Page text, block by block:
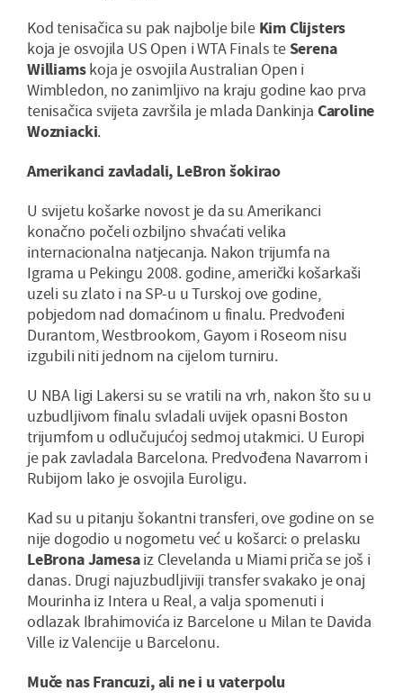
Kod tenisačica su pak najbolje bile Kim Clijsters
koja je osvojila US Open i WTA Finals te Serena
Williamskoja je osvojila Australian Open i
Wimbledon, no zanimljivo na kraju godine kao prva
tenisačica svijeta završila je mlada Dankinja Caroline
Wozniacki.
Amerikanci zavladali, LeBron šokirao
U svijetu košarke novost je da su Amerikanci
konačno počeli ozbiljno shvaćati velika
internacionalna natjecanja. Nakon trijumfa na
Igrama u Pekingu 2008. godine, američki košarkaši
uzeli su zlato i na SP-u u Turskoj ove godine,
pobjedom nad domaćinom u finalu. Predvođeni
Durantom, Westbrookom, Gayom i Roseom nisu
izgubili niti jednom na cijelom turniru.
U NBA ligi Lakersi su se vratili na vrh, nakon što su u
uzbudljivom finalu svladali uvijek opasni Boston
trijumfom u odlučujućoj sedmoj utakmici. U Europi
je pak zavladala Barcelona. Predvođena Navarrom i
Rubijom lako je osvojila Euroligu.
Kad su u pitanju šokantni transferi, ove godine on se
nije dogodio u nogometu već u košarci: o prelasku
LeBrona Jamesaiz Clevelanda u Miami priča se još i
danas. Drugi najuzbudljiviji transfer svakako je onaj
Mourinha iz Intera u Real, a valja spomenuti i
odlazak Ibrahimovića iz Barcelone u Milan te Davida
Ville iz Valencije u Barcelonu.
Muče nas Francuzi, ali ne i u vaterpolu